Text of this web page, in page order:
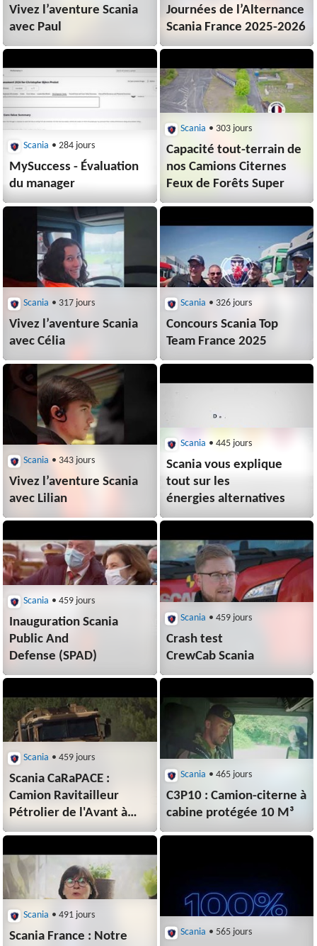
Vivez l’aventure Scania
avec Paul
Journées de l’Alternance
Scania France 2025-2026
Scania • 284 jours
MySuccess - Évaluation
du manager
Scania • 303 jours
Capacité tout-terrain de
nos Camions Citernes
Feux de Forêts Super
Scania • 317 jours
Vivez l’aventure Scania
avec Célia
Scania • 326 jours
Concours Scania Top
Team France 2025
Scania • 343 jours
Vivez l’aventure Scania
avec Lilian
Scania • 445 jours
Scania vous explique
tout sur les
énergies alternatives
Scania • 459 jours
Inauguration Scania
Public And
Defense (SPAD)
Scania • 459 jours
Crash test
CrewCab Scania
Scania • 459 jours
Scania CaRaPACE :
Camion Ravitailleur
Pétrolier de l'Avant à
Capacité Étendue
Scania • 465 jours
C3P10 : Camion-citerne à
cabine protégée 10 M³
Scania • 491 jours
Scania France : Notre
Scania • 565 jours